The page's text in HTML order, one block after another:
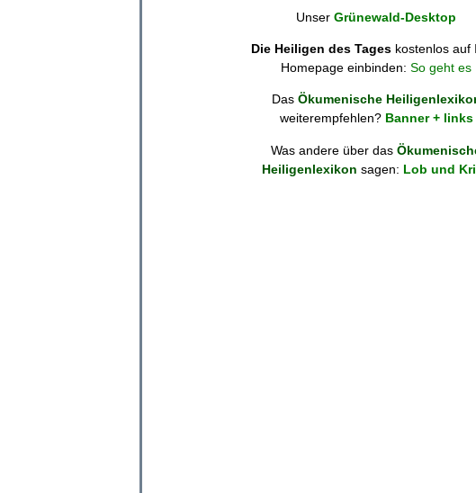
Unser Grünewald-Desktop
Die Heiligen des Tages kostenlos auf
Homepage einbinden: So geht es
Das Ökumenische
weiterempfehlen? Banner + links
Was andere über das
Heiligenlexikon sagen: Lob und